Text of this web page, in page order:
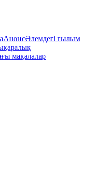
АнонсӘлемдегі ғылым
мақалалар